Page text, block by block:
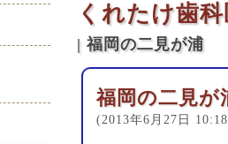
くれたけ歯
| 福岡の二見が浦
福岡の二見が
(2013年6月27日